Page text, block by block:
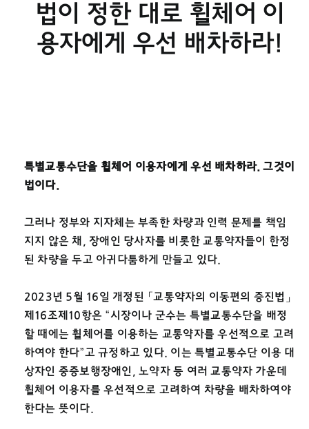
법이 정한 대로 휠체어 이
용자에게 우선 배차하라!
특별교통수단을 휠체어 이용자에게 우선 배차하라. 그것이
법이다.
그러나 정부와 지자체는 부족한 차량과 인력 문제를 책임
지지 않은 채, 장애인 당사자를 비롯한 교통약자들이 한정
된 차량을 두고 아귀다툼하게 만들고 있다.
2023년 5월 16일 개정된 「교통약자의 이동편의 증진법」
제16조제10항은 “시장이나 군수는 특별교통수단을 배정
할 때에는 휠체어를 이용하는 교통약자를 우선적으로 고려
하여야 한다”고 규정하고 있다. 이는 특별교통수단 이용 대
상자인 중증보행장애인, 노약자 등 여러 교통약자 가운데
휠체어 이용자를 우선적으로 고려하여 차량을 배차하여야
한다는 뜻이다.